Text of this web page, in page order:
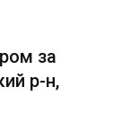
за
р-н,